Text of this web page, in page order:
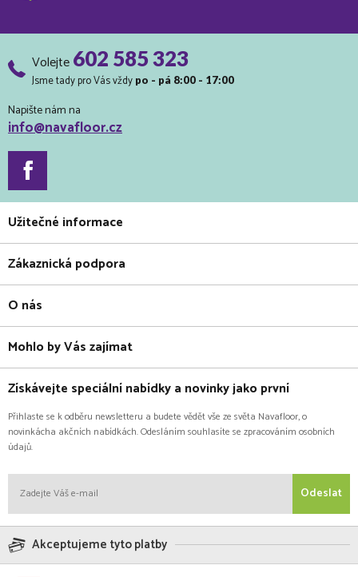
Volejte602 585 323
Jsme tady pro Vás vždy po - pá 8:00 - 17:00
Napište nám na
info@navafloor.cz
Užitečné informace
Zákaznická podpora
O nás
Mohlo by Vás zajímat
Získávejte speciální nabídky a novinky jako první
Přihlaste se k odběru newsletteru a budete vědět vše ze světa Navafloor, o
novinkácha akčních nabídkách. Odesláním souhlasíte se zpracováním osobních
údajů.
Odeslat
Akceptujeme tyto platby